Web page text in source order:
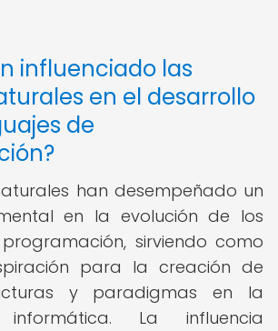
influenciado las
en el desarrollo
de
han desempeñado un
en la evolución de los
sirviendo como
para la creación de
y paradigmas en la
informática. La influencia